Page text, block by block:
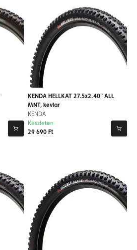
KENDA HELLKAT 27.5x2.40" ALL
MNT, kevlar
KENDA
29 690 Ft
Készleten